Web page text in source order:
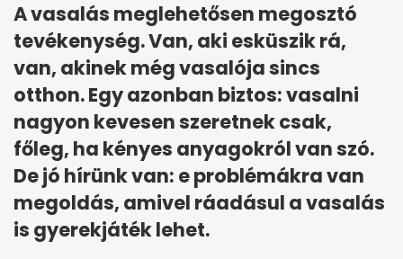
A vasalás meglehetősen megosztó
tevékenység. Van, aki esküszik rá,
van, akinek még vasalója sincs
otthon. Egy azonban biztos: vasalni
nagyon kevesen szeretnek csak,
főleg, ha kényes anyagokról van szó.
De jó hírünk van: e problémákra van
megoldás, amivel ráadásul a vasalás
is gyerekjáték lehet.